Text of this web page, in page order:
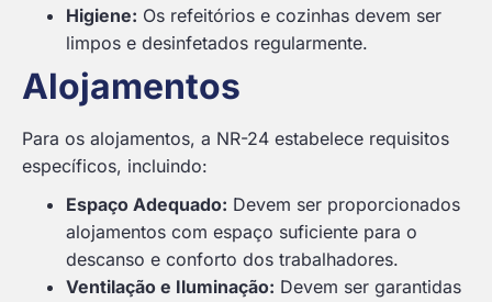
Higiene: Os refeitórios e cozinhas devem ser
limpos e desinfetados regularmente.
Alojamentos
Para os alojamentos, a NR-24 estabelece requisitos
específicos, incluindo:
Espaço Adequado: Devem ser proporcionados
alojamentos com espaço suficiente para o
descanso e conforto dos trabalhadores.
Ventilação e Iluminação: Devem ser garantidas